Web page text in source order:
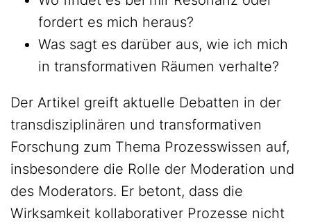
fordert es mich heraus?
Was sagt es darüber aus, wie ich mich
in transformativen Räumen verhalte?
Der Artikel greift aktuelle Debatten in der
transdisziplinären und transformativen
Forschung zum Thema Prozesswissen auf,
insbesondere die Rolle der Moderation und
des Moderators. Er betont, dass die
Wirksamkeit kollaborativer Prozesse nicht